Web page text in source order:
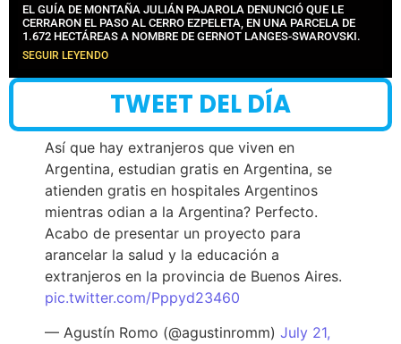
EL GUÍA DE MONTAÑA JULIÁN PAJAROLA DENUNCIÓ QUE LE
CERRARON EL PASO AL CERRO EZPELETA, EN UNA PARCELA DE
1.672 HECTÁREAS A NOMBRE DE GERNOT LANGES-SWAROVSKI.
SEGUIR LEYENDO
TWEET DEL DÍA
Así que hay extranjeros que viven en
Argentina, estudian gratis en Argentina, se
atienden gratis en hospitales Argentinos
mientras odian a la Argentina? Perfecto.
Acabo de presentar un proyecto para
arancelar la salud y la educación a
extranjeros en la provincia de Buenos Aires.
pic.twitter.com/Pppyd23460
— Agustín Romo (@agustinromm) July 21,